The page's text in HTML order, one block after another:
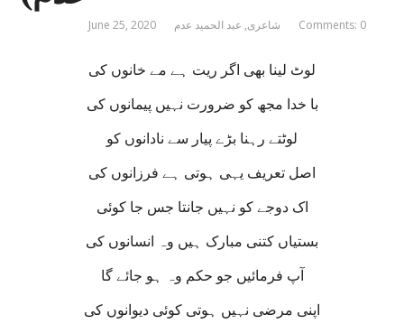
June 25, 2020 شاعری, عبد الحمید عدم Comments: 0
لوٹ لینا بھی اگر ریت ہے مے خانوں کی
با خدا مجھ کو ضرورت نہیں پیمانوں کی
لوٹتے رہنا بڑے پیار سے نادانوں کو
اصل تعریف یہی ہوتی ہے فرزانوں کی
اک دوجے کو نہیں جانتا جس جا کوئی
بستیاں کتنی مبارک ہیں وہ انسانوں کی
آپ فرمائیں جو حکم وہ ہو جائے گا
اپنی مرضی نہیں ہوتی کوئی دیوانوں کی